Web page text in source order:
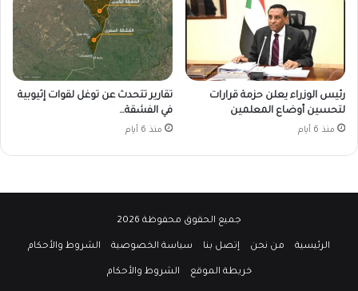
رئيس الوزراء يعلن حزمة قرارات
لتحسين أوضاع المعلمين
منذ 6 أيام
تقارير تتحدث عن توغل لقوات إثيوبية
في الفشقة…
منذ 6 أيام
جميع الحقوق محفوظة 2026
الرئيسية من نحن إتصل بنا سياسة الخصوصية الشروط والأحكام
خريطة الموقع الشروط والأحكام